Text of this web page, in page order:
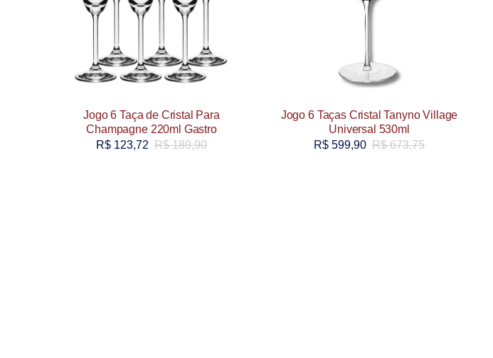
Jogo 6 Taça de Cristal Para
Champagne 220ml Gastro
R$189,90
R$ 123,72
Jogo 6 Taças Cristal Tanyno Village
Universal 530ml
R$673,75
R$ 599,90